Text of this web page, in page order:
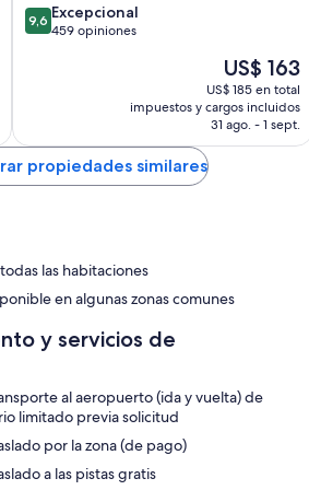
9.6
de
9,6 Excepcional
459 opiniones
El
precio
actual
es
de
US$ 163
US$ 185 en total
impuestos y cargos incluidos
31 ago. - 1 sept.
propiedades similares
las habitaciones
en algunas zonas comunes
y servicios de
al aeropuerto (ida y vuelta) de
limitado previa solicitud
por la zona (de pago)
a las pistas gratis